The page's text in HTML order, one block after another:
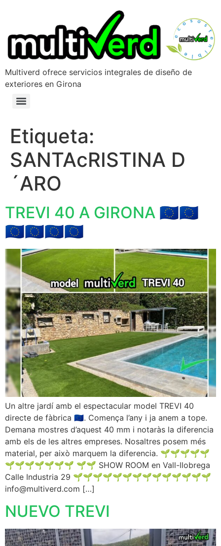
Multiverd ofrece servicios integrales de diseño de
exteriores en Girona
Etiqueta:
SANTAcRISTINA D
´ARO
TREVI 40 A GIRONA 🇪🇺🇪🇺
🇪🇺🇪🇺🇪🇺🇪🇺
Un altre jardí amb el espectacular model TREVI 40
directe de fàbrica 🇪🇺. Comença l’any i ja anem a tope.
Demana mostres d’aquest 40 mm i notaràs la diferencia
amb els de les altres empreses. Nosaltres posem més
material, per això marquem la diferencia. 🌱🌱🌱🌱🌱
🌱🌱🌱🌱🌱🌱🌱 🌱🌱 SHOW ROOM en Vall-llobrega
Calle Industria 29 🌱🌱🌱🌱🌱🌱🌱🌱🌱🌱🌱🌱🌱🌱
info@multiverd.com […]
NUEVO TREVI